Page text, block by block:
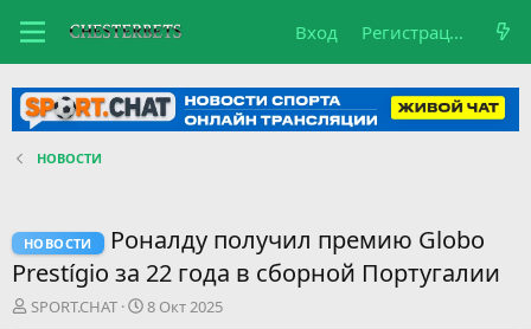
Вход Регистрация
НОВОСТИ
НОВОСТИ
Роналду получил премию Globo
Prestígio за 22 года в сборной Португалии
А
SPORT.CHAT
Д
8 Окт 2025